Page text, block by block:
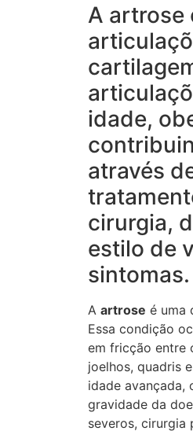
A artrose
idade,
através
cirurgia,
estilo de
sintomas.
A artrose é uma
Essa condição
em fricção entre
joelhos, quadris
idade avançada,
gravidade da
severos, cirurgia